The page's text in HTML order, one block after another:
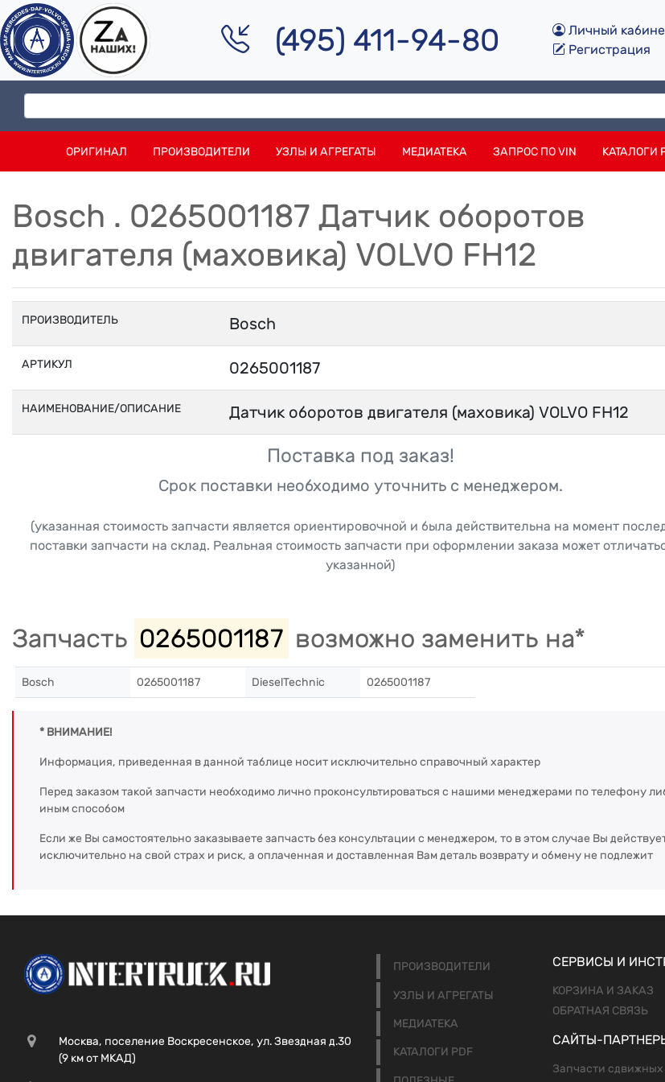
(495) 411-94-80
Личный
Регистрация
ОРИГИНАЛ ПРОИЗВОДИТЕЛИ УЗЛЫ И АГРЕГАТЫ МЕДИАТЕКА ЗАПРОС ПО VIN КАТАЛОГИ
Bosch . 0265001187 Датчик оборотов
двигателя (маховика) VOLVO FH12
ПРОИЗВОДИТЕЛЬ Bosch
АРТИКУЛ 0265001187
НАИМЕНОВАНИЕ/ОПИСАНИЕ Датчик оборотов двигателя (маховика) VOLVO FH12
Поставка под заказ!
Срок поставки необходимо уточнить с менеджером.
(указанная стоимость запчасти является ориентировочной и была действительна на момент
поставки запчасти на склад. Реальная стоимость запчасти при оформлении заказа может
указанной)
Запчасть 0265001187 возможно заменить на*
Bosch 0265001187 DieselTechnic 0265001187
* ВНИМАНИЕ!
Информация, приведенная в данной таблице носит исключительно справочный характер
Перед заказом такой запчасти необходимо лично проконсультироваться с нашими менеджерами по телефону
иным способом
Если же Вы самостоятельно заказываете запчасть без консультации с менеджером, то в этом случае Вы
исключительно на свой страх и риск, а оплаченная и доставленная Вам деталь возврату и обмену не подлежит
Москва, поселение Воскресенское, ул. Звездная д.30
(9 км от МКАД)
ПРОИЗВОДИТЕЛИ
УЗЛЫ И АГРЕГАТЫ
МЕДИАТЕКА
КАТАЛОГИ PDF
СЕРВИСЫ И
КОРЗИНА И ЗАКАЗ
ОБРАТНАЯ СВЯЗЬ
САЙТЫ-
Запчасти